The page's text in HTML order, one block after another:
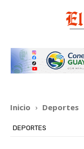
Inicio Deportes
DEPORTES